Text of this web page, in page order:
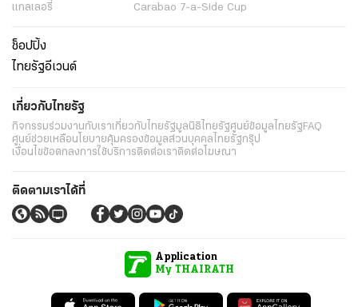
แกลเลอรี่
Carabao 7-a-Side Cup
ช็อปปิ้ง
ไทยรัฐอีเวนต์
เกี่ยวกับไทยรัฐ
กิจกรรมร่วมงานกับเราเกี่ยวกับไทยรัฐมูลนิธิไทยรัฐศูนย์ข้อมูลไทยรัฐFAQ
ศูนย์ช่วยเหลือนโยบายคุ้มครองข้อมูลส่วนบุคคลไทยรัฐกรุ๊ป
เงื่อนไขข้อตกลงการใช้บริการติดต่อเราติดต่อโฆษณา
ติดตามเราได้ที่
Application
My THAIRATH